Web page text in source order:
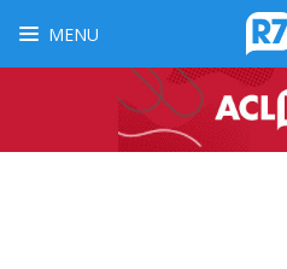
MENU